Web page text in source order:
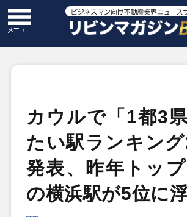
カウルで「1都3
たい駅ランキング
発表、昨年トッ
の横浜駅が5位に